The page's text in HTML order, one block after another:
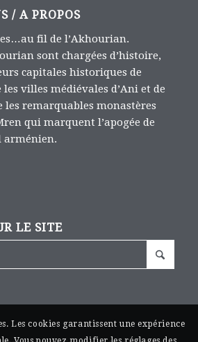
/ A PROPOS
fil de l’Akhourian.
sont chargées d’histoire,
capitales historiques de
villes médiévales d’Ani et de
les remarquables monastères
qui marquent l’apogée de
arménien.
LE SITE
Les cookies garantissent une expérience